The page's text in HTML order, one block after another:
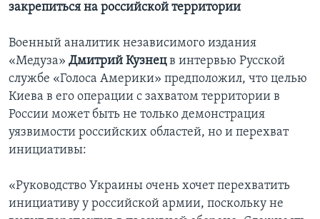
закрепиться на российской территории
Военный аналитик независимого издания
«Медуза» Дмитрий Кузнецв интервью Русской
службе «Голоса Америки» предположил, что целью
Киева в его операции с захватом территории в
России может быть не только демонстрация
уязвимости российских областей, но и перехват
инициативы:
«Руководство Украины очень хочет перехватить
инициативу у российской армии, поскольку не